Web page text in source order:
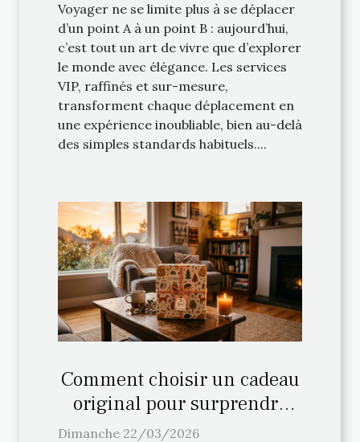
Voyager ne se limite plus à se déplacer
d’un point A à un point B : aujourd’hui,
c’est tout un art de vivre que d’explorer
le monde avec élégance. Les services
VIP, raffinés et sur-mesure,
transforment chaque déplacement en
une expérience inoubliable, bien au-delà
des simples standards habituels....
Comment choisir un cadeau
original pour surprendre
vos proches ?
Dimanche 22/03/2026